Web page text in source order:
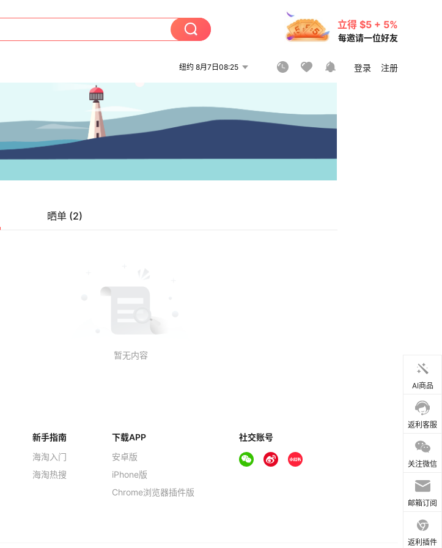
立得 $5 + 5%
每邀请一位好友
纽约 8月7日08:25 登录 注册
晒单 (2)
AI商品
返利客服
关注微信
邮箱订阅
返利插件
新手指南
海淘入门
海淘热搜
下载APP
安卓版
iPhone版
Chrome浏览器插件版
社交账号